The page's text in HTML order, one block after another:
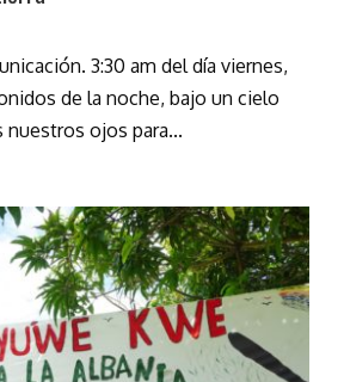
3:30 am del día viernes,
de la noche, bajo un cielo
ojos para...